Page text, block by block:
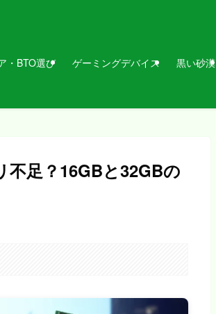
・BTO選び ゲーミングデバイス 黒い砂漠
不足？16GBと32GBの